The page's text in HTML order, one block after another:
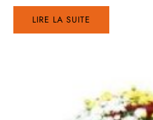
LIRE LA SUITE